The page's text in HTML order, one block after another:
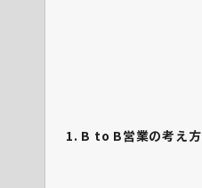
1. B to B営業の考え方